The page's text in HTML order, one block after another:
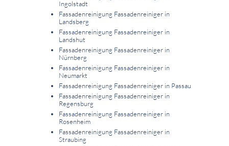
Ingolstadt
Fassadenreinigung Fassadenreiniger in
Landsberg
Fassadenreinigung Fassadenreiniger in
Landshut
Fassadenreinigung Fassadenreiniger in
Nürnberg
Fassadenreinigung Fassadenreiniger in
Neumarkt
Fassadenreinigung Fassadenreiniger in Passau
Fassadenreinigung Fassadenreiniger in
Regensburg
Fassadenreinigung Fassadenreiniger in
Rosenheim
Fassadenreinigung Fassadenreiniger in
Straubing